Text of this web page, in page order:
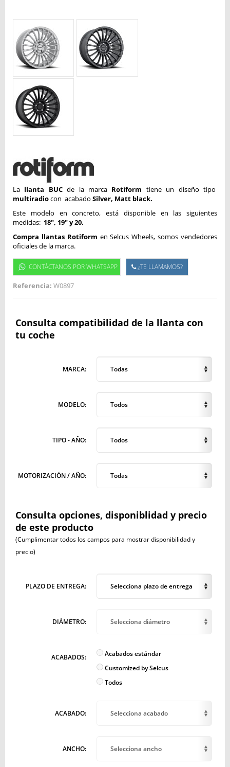
La llanta BUCde la marca Rotiform tiene un diseño tipo
multiradiocon acabado Silver, Matt black.
Este modelo en concreto, está disponible en las siguientes
medidas: 18", 19" y 20.
Compra llantas Rotiform en Selcus Wheels, somos vendedores
oficiales de la marca.
CONTÁCTANOS POR WHATSAPP ¿TE LLAMAMOS?
Referencia: W0897
Consulta compatibilidad de la llanta con
tu coche
MARCA: Todas
MODELO: Todos
TIPO - AÑO: Todos
MOTORIZACIÓN / AÑO: Todas
Consulta opciones, disponiblidad y precio
de este producto
(Cumplimentar todos los campos para mostrar disponibilidad y
precio)
PLAZO DE ENTREGA: Selecciona plazo de entrega
DIÁMETRO: Selecciona diámetro
ACABADOS:
Acabados estándar
Customized by Selcus
Todos
ACABADO: Selecciona acabado
ANCHO: Selecciona ancho